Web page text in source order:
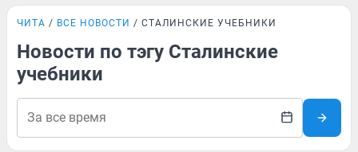
ЧИТА ВСЕ НОВОСТИ СТАЛИНСКИЕ УЧЕБНИКИ
Новости по тэгу Сталинские
учебники